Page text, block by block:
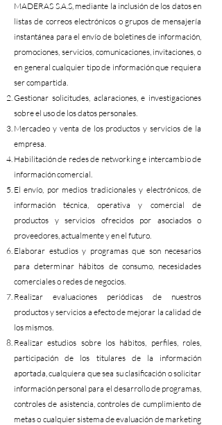
MADERAS S.A.S, mediante la inclusión de los datos en
listas de correos electrónicos o grupos de mensajería
instantánea para el envío de boletines de información,
promociones, servicios, comunicaciones, invitaciones, o
en general cualquier tipo de información que requiera
ser compartida.
Gestionar solicitudes, aclaraciones, e investigaciones
sobre el uso de los datos personales.
Mercadeo y venta de los productos y servicios de la
empresa.
Habilitación de redes de networking e intercambio de
información comercial.
El envío, por medios tradicionales y electrónicos, de
información técnica, operativa y comercial de
productos y servicios ofrecidos por asociados o
proveedores, actualmente y en el futuro.
Elaborar estudios y programas que son necesarios
para determinar hábitos de consumo, necesidades
comerciales o redes de negocios.
Realizar evaluaciones periódicas de nuestros
productos y servicios a efecto de mejorar la calidad de
los mismos.
Realizar estudios sobre los hábitos, perfiles, roles,
participación de los titulares de la información
aportada, cualquiera que sea su clasificación o solicitar
información personal para el desarrollo de programas,
controles de asistencia, controles de cumplimiento de
metas o cualquier sistema de evaluación de marketing